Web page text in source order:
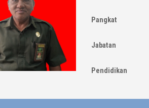
Pangkat
Jabatan
Pendidikan